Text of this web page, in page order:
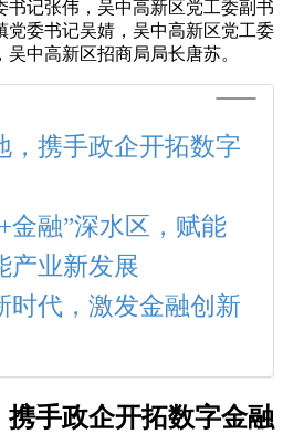
书记张伟，吴中高新区党工委副书
党委书记吴婧，吴中高新区党工委
中高新区招商局局长唐苏。
，携手政企开拓数字
金融”深水区，赋能
产业新发展
时代，激发金融创新
手政企开拓数字金融